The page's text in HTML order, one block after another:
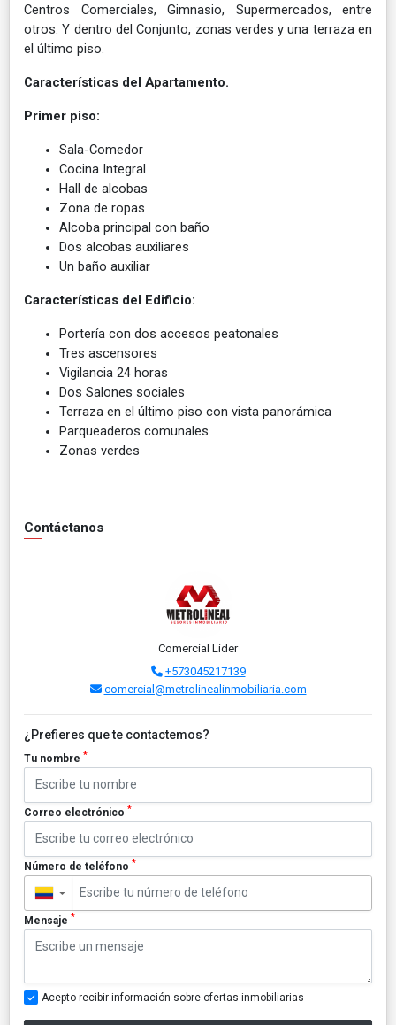
Centros Comerciales, Gimnasio, Supermercados, entre
otros. Y dentro del Conjunto, zonas verdes y una terraza en
el último piso.
Características del Apartamento.
Primer piso:
Sala-Comedor
Cocina Integral
Hall de alcobas
Zona de ropas
Alcoba principal con baño
Dos alcobas auxiliares
Un baño auxiliar
Características del Edificio:
Portería con dos accesos peatonales
Tres ascensores
Vigilancia 24 horas
Dos Salones sociales
Terraza en el último piso con vista panorámica
Parqueaderos comunales
Zonas verdes
Contáctanos
Comercial Lider
+573045217139
comercial@metrolinealinmobiliaria.com
¿Prefieres que te contactemos?
Tu nombre *
Correo electrónico *
Número de teléfono *
▼
Mensaje *
Acepto recibir información sobre ofertas inmobiliarias